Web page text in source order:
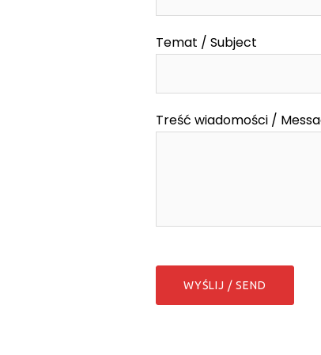
Temat / Subject
Treść wiadomości /